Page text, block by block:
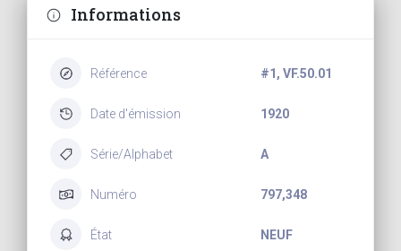
Informations
Référence #1, VF.50.01
Date d'émission 1920
Série/Alphabet A
Numéro 797,348
État NEUF